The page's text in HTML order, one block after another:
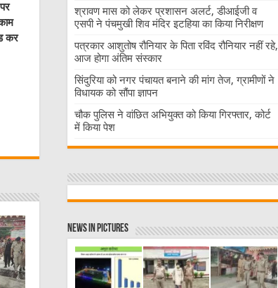
कर
श्रावण मास को लेकर प्रशासन अलर्ट, डीआईजी व
एसपी ने पंचमुखी शिव मंदिर इटहिया का किया निरीक्षण
पत्रकार आशुतोष रौनियार के पिता रविंद रौनियार नहीं रहे,
आज होगा अंतिम संस्कार
सिंदुरिया को नगर पंचायत बनाने की मांग तेज, ग्रामीणों ने
विधायक को सौंपा ज्ञापन
चौक पुलिस ने वांछित अभियुक्त को किया गिरफ्तार, कोर्ट
में किया पेश
News in Pictures